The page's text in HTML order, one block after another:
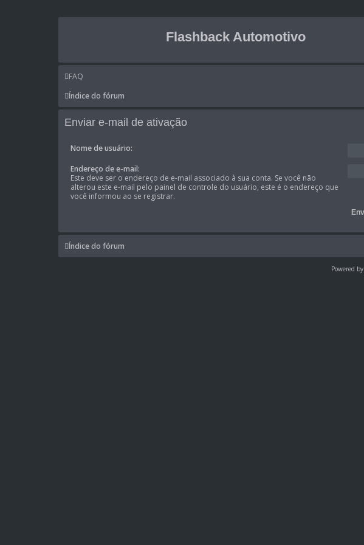
Flashback Automotivo
FAQ
Índice do fórum
Enviar e-mail de ativação
Nome de usuário:
Endereço de e-mail:
Este deve ser o endereço de e-mail associado à sua conta. Se você não
alterou este e-mail pelo painel de controle do usuário, este é o endereço que
você informou ao se registrar.
Índice do fórum
Powered by